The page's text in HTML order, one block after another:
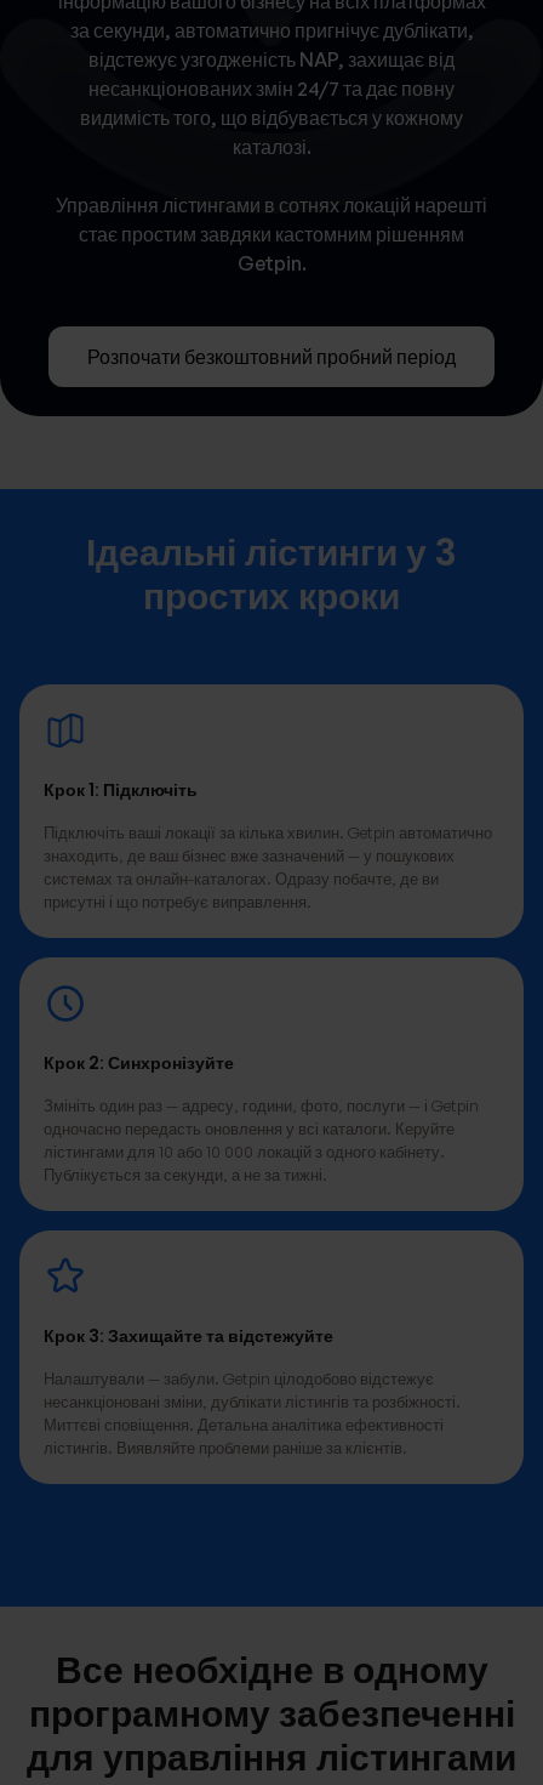
за секунди, автоматично пригнічує дублікати,
відстежує узгодженість NAP, захищає від
несанкціонованих змін 24/7 та дає повну
видимість того, що відбувається у кожному
каталозі.
Управління лістингами в сотнях локацій нарешті
стає простим завдяки кастомним рішенням
Getpin.
Розпочати безкоштовний пробний період
Ідеальні лістинги у 3
простих кроки
Крок 1: Підключіть
Підключіть ваші локації за кілька хвилин. Getpin автоматично
знаходить, де ваш бізнес вже зазначений — у пошукових
системах та онлайн-каталогах. Одразу побачте, де ви
присутні і що потребує виправлення.
Крок 2: Синхронізуйте
Змініть один раз — адресу, години, фото, послуги — і Getpin
одночасно передасть оновлення у всі каталоги. Керуйте
лістингами для 10 або 10 000 локацій з одного кабінету.
Публікується за секунди, а не за тижні.
Крок 3: Захищайте та відстежуйте
Налаштували — забули. Getpin цілодобово відстежує
несанкціоновані зміни, дублікати лістингів та розбіжності.
Миттєві сповіщення. Детальна аналітика ефективності
лістингів. Виявляйте проблеми раніше за клієнтів.
Все необхідне в одному
програмному забезпеченні
для управління лістингами